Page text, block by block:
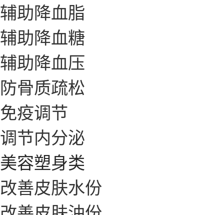
辅助降血脂
辅助降血糖
辅助降血压
防骨质疏松
免疫调节
调节内分泌
美容塑身类
改善皮肤水份